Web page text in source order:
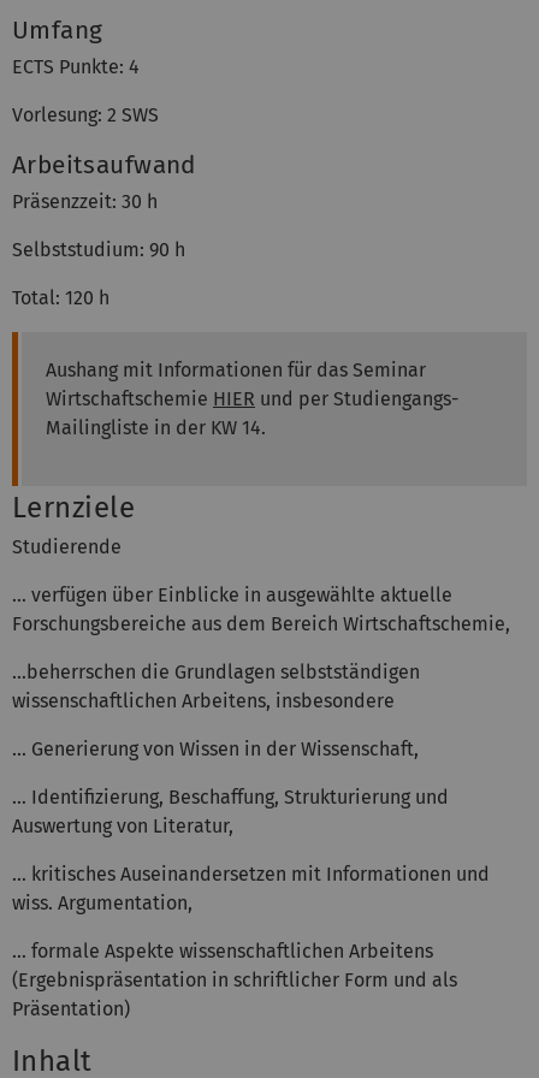
Umfang
ECTS Punkte: 4
Vorlesung: 2 SWS
Arbeitsaufwand
Präsenzzeit: 30 h
Selbststudium: 90 h
Total: 120 h
Aushang mit Informationen für das Seminar
Wirtschaftschemie HIER und per Studiengangs-
Mailingliste in der KW 14.
Lernziele
Studierende
… verfügen über Einblicke in ausgewählte aktuelle
Forschungsbereiche aus dem Bereich Wirtschaftschemie,
…beherrschen die Grundlagen selbstständigen
wissenschaftlichen Arbeitens, insbesondere
... Generierung von Wissen in der Wissenschaft,
… Identifizierung, Beschaffung, Strukturierung und
Auswertung von Literatur,
… kritisches Auseinandersetzen mit Informationen und
wiss. Argumentation,
… formale Aspekte wissenschaftlichen Arbeitens
(Ergebnispräsentation in schriftlicher Form und als
Präsentation)
Inhalt